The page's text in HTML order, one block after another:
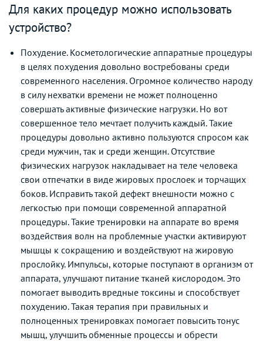
Для каких процедур можно использовать
устройство?
Похудение. Косметологические аппаратные процедуры
в целях похудения довольно востребованы среди
современного населения. Огромное количество народу
в силу нехватки времени не может полноценно
совершать активные физические нагрузки. Но вот
совершенное тело мечтает получить каждый. Такие
процедуры довольно активно пользуются спросом как
среди мужчин, так и среди женщин. Отсутствие
физических нагрузок накладывает на теле человека
свои отпечатки в виде жировых прослоек и торчащих
боков. Исправить такой дефект внешности можно с
легкостью при помощи современной аппаратной
процедуры. Такие тренировки на аппарате во время
воздействия волн на проблемные участки активируют
мышцы к сокращению и воздействуют на жировую
прослойку. Импульсы, которые поступают в организм от
аппарата, улучшают питание тканей кислородом. Это
помогает выводить вредные токсины и способствует
похудению. Такая терапия при правильных и
полноценных тренировках помогает повысить тонус
мышц, улучшить обменные процессы и обрести